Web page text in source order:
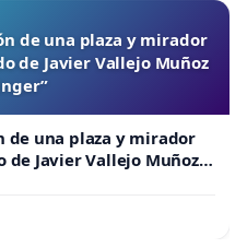
de una plaza y mirador
de Javier Vallejo Muñoz
de una plaza y mirador
de Javier Vallejo Muñoz